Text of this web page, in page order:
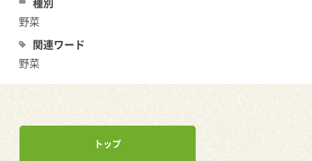
野菜
関連ワード
野菜
トップ